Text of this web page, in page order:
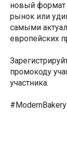
новый формат
рынок или
самыми
европейских
промокоду
участника.